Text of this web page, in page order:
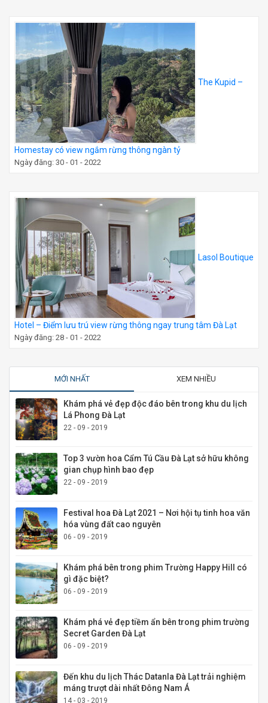
The Kupid –
Homestay có view ngắm rừng thông ngàn tỷ
Ngày đăng: 30 - 01 - 2022
Lasol Boutique
Hotel – Điểm lưu trú view rừng thông ngay trung tâm Đà Lạt
Ngày đăng: 28 - 01 - 2022
MỚI NHẤT XEM NHIỀU
Khám phá vẻ đẹp độc đáo bên trong khu du lịch
Lá Phong Đà Lạt
22 - 09 - 2019
Top 3 vườn hoa Cẩm Tú Cầu Đà Lạt sở hữu không
gian chụp hình bao đẹp
22 - 09 - 2019
Festival hoa Đà Lạt 2021 – Nơi hội tụ tinh hoa văn
hóa vùng đất cao nguyên
06 - 09 - 2019
Khám phá bên trong phim Trường Happy Hill có
gì đặc biệt?
06 - 09 - 2019
Khám phá vẻ đẹp tiềm ẩn bên trong phim trường
Secret Garden Đà Lạt
06 - 09 - 2019
Đến khu du lịch Thác Datanla Đà Lạt trải nghiệm
máng trượt dài nhất Đông Nam Á
14 - 03 - 2019